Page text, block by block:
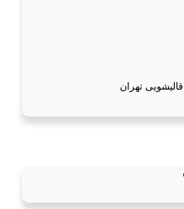
تهران